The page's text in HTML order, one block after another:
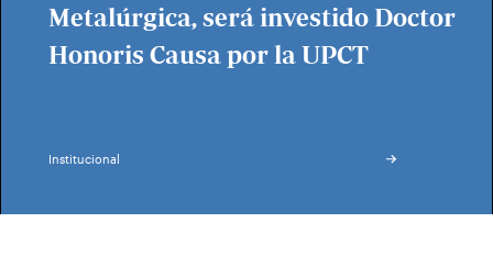
Metalúrgica, será investido Doctor
Honoris Causa por la UPCT
Institucional